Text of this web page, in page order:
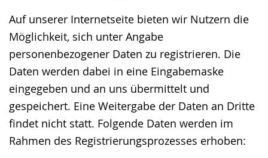
Auf unserer Internetseite bieten wir Nutzern die
Möglichkeit, sich unter Angabe
personenbezogener Daten zu registrieren. Die
Daten werden dabei in eine Eingabemaske
eingegeben und an uns übermittelt und
gespeichert. Eine Weitergabe der Daten an Dritte
findet nicht statt. Folgende Daten werden im
Rahmen des Registrierungsprozesses erhoben:
wird
angezeigt.